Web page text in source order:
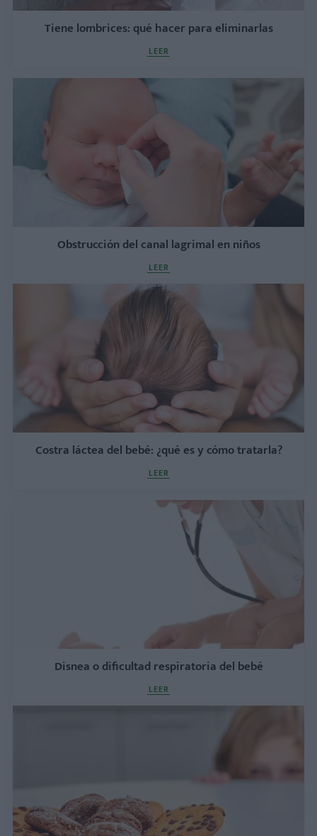
Tiene lombrices: qué hacer para eliminarlas
LEER
Obstrucción del canal lagrimal en niños
LEER
Costra láctea del bebé: ¿qué es y cómo tratarla?
LEER
Disnea o dificultad respiratoria del bebé
LEER